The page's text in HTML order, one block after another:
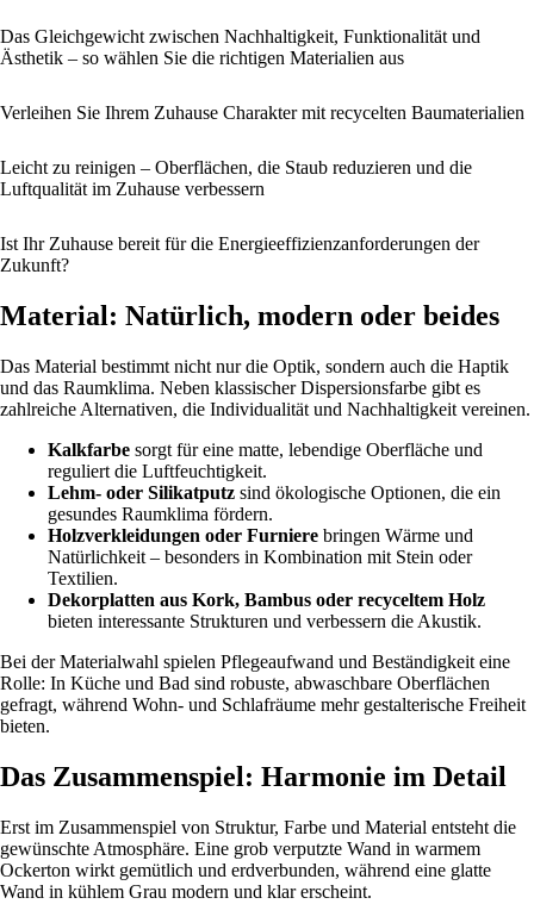
Das Gleichgewicht zwischen Nachhaltigkeit, Funktionalität und
Ästhetik – so wählen Sie die richtigen Materialien aus
Verleihen Sie Ihrem Zuhause Charakter mit recycelten Baumaterialien
Leicht zu reinigen – Oberflächen, die Staub reduzieren und die
Luftqualität im Zuhause verbessern
Ist Ihr Zuhause bereit für die Energieeffizienzanforderungen der
Zukunft?
Material: Natürlich, modern oder beides
Das Material bestimmt nicht nur die Optik, sondern auch die Haptik
und das Raumklima. Neben klassischer Dispersionsfarbe gibt es
zahlreiche Alternativen, die Individualität und Nachhaltigkeit vereinen.
Kalkfarbe sorgt für eine matte, lebendige Oberfläche und
reguliert die Luftfeuchtigkeit.
Lehm- oder Silikatputz sind ökologische Optionen, die ein
gesundes Raumklima fördern.
Holzverkleidungen oder Furniere bringen Wärme und
Natürlichkeit – besonders in Kombination mit Stein oder
Textilien.
Dekorplatten aus Kork, Bambus oder recyceltem Holz
bieten interessante Strukturen und verbessern die Akustik.
Bei der Materialwahl spielen Pflegeaufwand und Beständigkeit eine
Rolle: In Küche und Bad sind robuste, abwaschbare Oberflächen
gefragt, während Wohn- und Schlafräume mehr gestalterische Freiheit
bieten.
Das Zusammenspiel: Harmonie im Detail
Erst im Zusammenspiel von Struktur, Farbe und Material entsteht die
gewünschte Atmosphäre. Eine grob verputzte Wand in warmem
Ockerton wirkt gemütlich und erdverbunden, während eine glatte
Wand in kühlem Grau modern und klar erscheint.